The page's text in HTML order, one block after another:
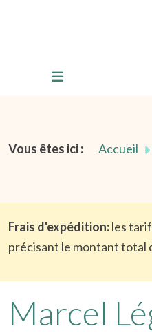
Vous êtes ici : Accueil
Frais d'expédition:les
précisant le montant total
Marcel